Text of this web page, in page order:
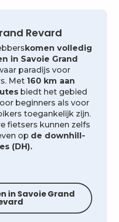
Revard
komen volledig
in Savoie Grand
paradijs voor
Met 160 km aan
biedt het gebied
beginners als voor
toegankelijk zijn.
fietsers kunnen zelfs
op de downhill-
(DH).
in Savoie Grand